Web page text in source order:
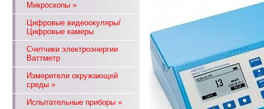
Микроскопы»
Цифровые видеоокуляры/
Цифровые камеры
Счетчики электроэнергии
Ваттметр
Измерители окружающей
среды»
Испытательные приборы»